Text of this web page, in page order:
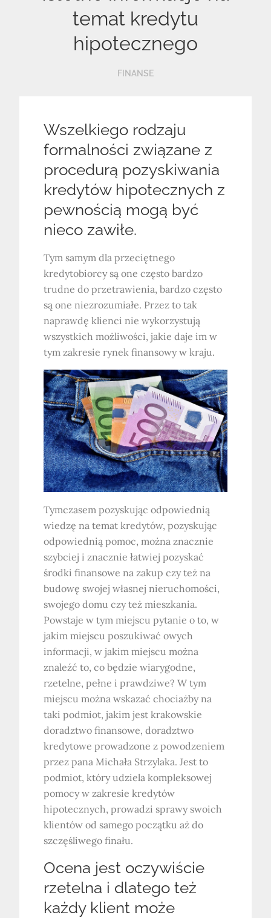
temat kredytu
hipotecznego
FINANSE
Wszelkiego rodzaju
formalności związane z
procedurą pozyskiwania
kredytów hipotecznych z
pewnością mogą być
nieco zawiłe.
Tym samym dla przeciętnego
kredytobiorcy są one często bardzo
trudne do przetrawienia, bardzo często
są one niezrozumiałe. Przez to tak
naprawdę klienci nie wykorzystują
wszystkich możliwości, jakie daje im w
tym zakresie rynek finansowy w kraju.
Tymczasem pozyskując odpowiednią
wiedzę na temat kredytów, pozyskując
odpowiednią pomoc, można znacznie
szybciej i znacznie łatwiej pozyskać
środki finansowe na zakup czy też na
budowę swojej własnej nieruchomości,
swojego domu czy też mieszkania.
Powstaje w tym miejscu pytanie o to, w
jakim miejscu poszukiwać owych
informacji, w jakim miejscu można
znaleźć to, co będzie wiarygodne,
rzetelne, pełne i prawdziwe? W tym
miejscu można wskazać chociażby na
taki podmiot, jakim jest krakowskie
doradztwo finansowe, doradztwo
kredytowe prowadzone z powodzeniem
przez pana Michała Strzylaka. Jest to
podmiot, który udziela kompleksowej
pomocy w zakresie kredytów
hipotecznych, prowadzi sprawy swoich
klientów od samego początku aż do
szczęśliwego finału.
Ocena jest oczywiście
rzetelna i dlatego też
każdy klient może